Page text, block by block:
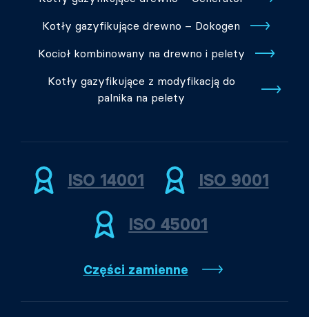
Kotły gazyfikujące drewno – Dokogen
Kocioł kombinowany na drewno i pelety
Kotły gazyfikujące z modyfikacją do
palnika na pelety
ISO 14001 ISO 9001
ISO 45001
Części zamienne